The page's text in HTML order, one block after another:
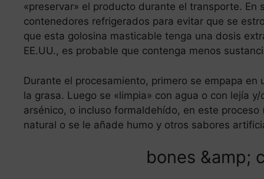
«preservar» el producto durante el transporte. En
contenedores refrigerados para evitar que se
que esta golosina masticable tenga una dosis
EE.UU., es probable que contenga menos
Durante el procesamiento, primero se empapa
la grasa. Luego se «limpia» con agua o con lejía
arsénico, o incluso formaldehído, en este
natural o se le añade humo y otros sabores
bones &amp;